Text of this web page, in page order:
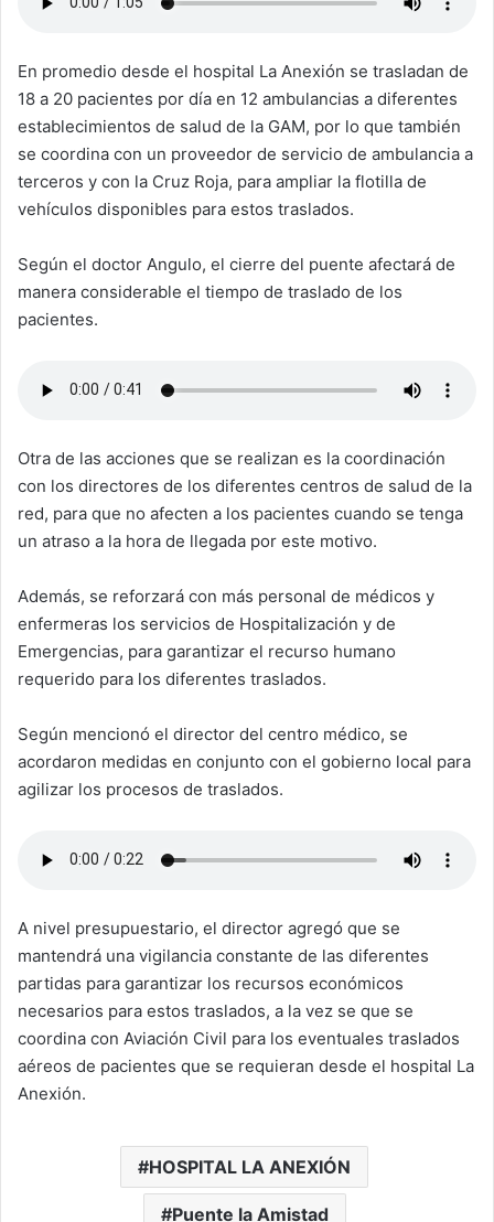
En promedio desde el hospital La Anexión se trasladan de
18 a 20 pacientes por día en 12 ambulancias a diferentes
establecimientos de salud de la GAM, por lo que también
se coordina con un proveedor de servicio de ambulancia a
terceros y con la Cruz Roja, para ampliar la flotilla de
vehículos disponibles para estos traslados.
Según el doctor Angulo, el cierre del puente afectará de
manera considerable el tiempo de traslado de los
pacientes.
Otra de las acciones que se realizan es la coordinación
con los directores de los diferentes centros de salud de la
red, para que no afecten a los pacientes cuando se tenga
un atraso a la hora de llegada por este motivo.
Además, se reforzará con más personal de médicos y
enfermeras los servicios de Hospitalización y de
Emergencias, para garantizar el recurso humano
requerido para los diferentes traslados.
Según mencionó el director del centro médico, se
acordaron medidas en conjunto con el gobierno local para
agilizar los procesos de traslados.
A nivel presupuestario, el director agregó que se
mantendrá una vigilancia constante de las diferentes
partidas para garantizar los recursos económicos
necesarios para estos traslados, a la vez se que se
coordina con Aviación Civil para los eventuales traslados
aéreos de pacientes que se requieran desde el hospital La
Anexión.
HOSPITAL LA ANEXIÓN
Puente la Amistad